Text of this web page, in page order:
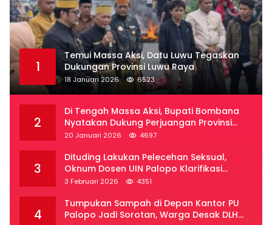
1
Temui Massa Aksi, Datu Luwu Tegaskan
Dukungan Provinsi Luwu Raya
18 Januari 2026 6523
2
Di Tengah Massa Aksi, Bupati Bombana
Nyatakan Dukung Perjuangan Provinsi
Luwu Raya
20 Januari 2026 4697
3
Dituding Lakukan Pelecehan Seksual,
Oknum Dosen UIN Palopo Klarifikasi
Kronologi
3 Februari 2026 4351
4
Tumpukan Sampah di Depan Kantor PU
Palopo Jadi Sorotan, Warga Desak DLH